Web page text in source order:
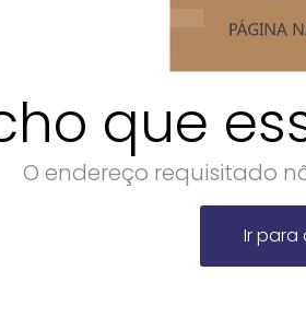
que
O endereço requisitado
Ir para